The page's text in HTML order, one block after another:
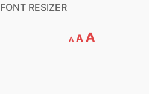
FONT RESIZER
A
Decrease
font
A Reset
A